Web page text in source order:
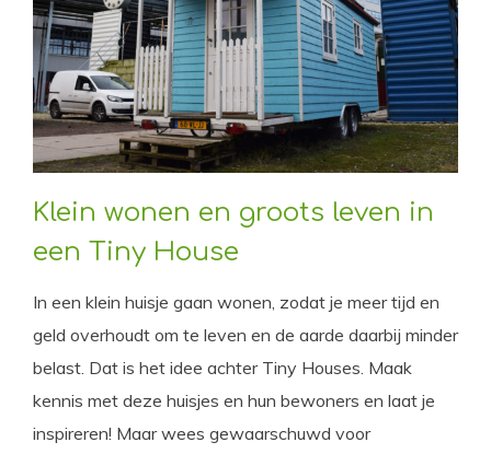
Klein wonen en groots leven in
een Tiny House
In een klein huisje gaan wonen, zodat je meer tijd en
geld overhoudt om te leven en de aarde daarbij minder
belast. Dat is het idee achter Tiny Houses. Maak
kennis met deze huisjes en hun bewoners en laat je
inspireren! Maar wees gewaarschuwd voor